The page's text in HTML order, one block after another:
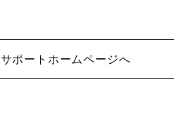
サポートホームページへ